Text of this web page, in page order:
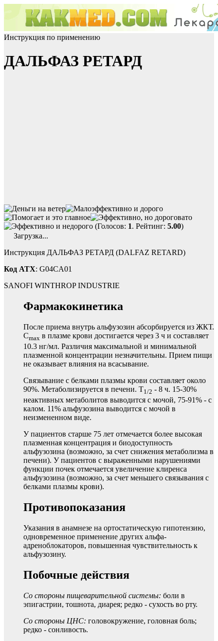
Инструкция по применению
ДАЛЬФАЗ РЕТАРД
(Голосов: 1. Рейтинг: 5.00)
Загрузка...
Инструкция ДАЛЬФАЗ РЕТАРД (DALFAZ RETARD)
Код ATX: G04CA01
SANOFI WINTHROP INDUSTRIE
Фармакокинетика
После приема внутрь альфузозин абсорбируется из ЖКТ.
Cmax в плазме крови достигается через 3 ч и составляет
10.3 нг/мл. Различия максимальной и минимальной
плазменной концентрации незначительны. Прием пищи
не оказывает влияния на всасывание.
Связывание с белками плазмы крови составляет около
90%. Метаболизируется в печени. T1/2 - 8 ч. 15-30%
неактивных метаболитов выводится с мочой, 75-91% - с
калом. 11% альфузозина выводится с мочой в
неизмененном виде.
У пациентов старше 75 лет отмечается более высокая
плазменная концентрация и биодоступность
альфузозина (возможно, за счет снижения метаболизма в
печени). У пациентов с выраженными нарушениями
функции почек отмечается увеличение клиренса
альфузозина (возможно, за счет меньшего связывания с
белками плазмы крови).
Противопоказания
Указания в анамнезе на ортостатическую гипотензию,
одновременное применение других альфа-
адреноблокаторов, повышенная чувствительность к
альфузозину.
Побочные действия
Со стороны пищеварительной системы: боли в
эпигастрии, тошнота, диарея; редко - сухость во рту.
Со стороны ЦНС: головокружение, головная боль;
редко - сонливость.